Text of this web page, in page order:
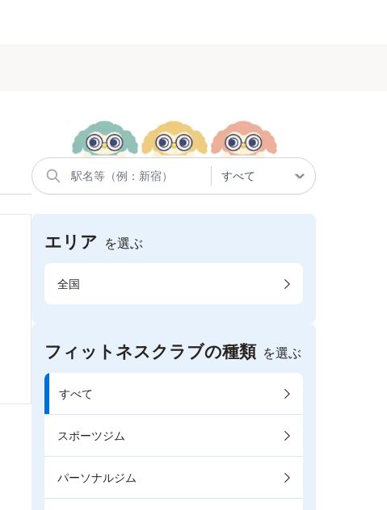
エリア を選ぶ
全国
フィットネスクラブの種類 を選ぶ
すべて
スポーツジム
パーソナルジム